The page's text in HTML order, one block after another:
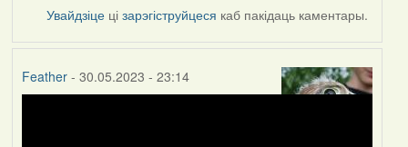
Увайдзіце цізарэгіструйцеся каб пакідаць каментары.
Feather- 30.05.2023 - 23:14